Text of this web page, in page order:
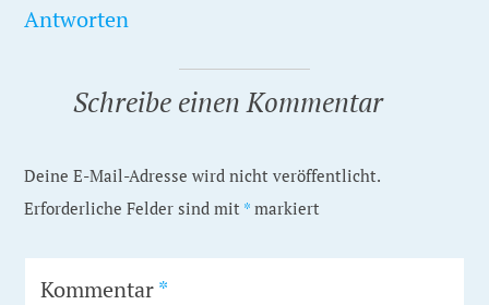
Antworten
Schreibe einen Kommentar
Deine E-Mail-Adresse wird nicht veröffentlicht.
Erforderliche Felder sind mit * markiert
Kommentar*